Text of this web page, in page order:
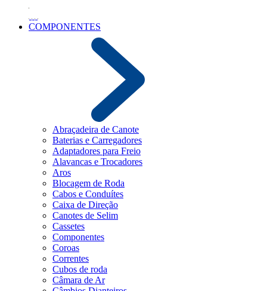
COMPONENTES
Abraçadeira de Canote
Baterias e Carregadores
Adaptadores para Freio
Alavancas e Trocadores
Aros
Blocagem de Roda
Cabos e Conduítes
Caixa de Direção
Canotes de Selim
Cassetes
Componentes
Coroas
Correntes
Cubos de roda
Câmara de Ar